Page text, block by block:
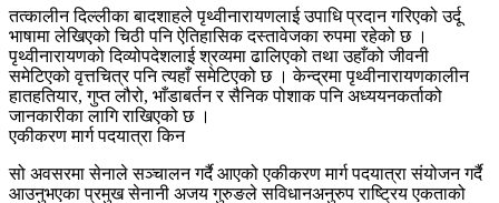
तत्कालीन दिल्लीका बादशाहले पृथ्वीनारायणलाई उपाधि प्रदान गरिएको उर्दू
भाषामा लेखिएको चिठी पनि ऐतिहासिक दस्तावेजका रुपमा रहेको छ ।
पृथ्वीनारायणको दिव्योपदेशलाई श्रव्यमा ढालिएको तथा उहाँको जीवनी
समेटिएको वृत्तचित्र पनि त्यहाँ समेटिएको छ । केन्द्रमा पृथ्वीनारायणकालीन
हातहतियार, गुप्त लौरो, भाँडाबर्तन र सैनिक पोशाक पनि अध्ययनकर्ताको
जानकारीका लागि राखिएको छ ।
एकीकरण मार्ग पदयात्रा किन
सो अवसरमा सेनाले सञ्चालन गर्दै आएको एकीकरण मार्ग पदयात्रा संयोजन गर्दै
आउनुभएका प्रमुख सेनानी अजय गुरुङले सविधानअनुरुप राष्ट्रिय एकताको